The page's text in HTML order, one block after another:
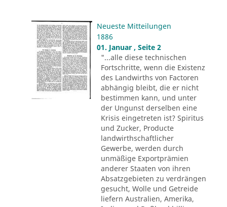
Neueste Mitteilungen
1886
01. Januar , Seite 2
"...alle diese technischen
Fortschritte, wenn die Existenz
des Landwirths von Factoren
abhängig bleibt, die er nicht
bestimmen kann, und unter
der Ungunst derselben eine
Krisis eingetreten ist? Spiritus
und Zucker, Producte
landwirthschaftlicher
Gewerbe, werden durch
unmäßige Exportprämien
anderer Staaten von ihren
Absatzgebieten zu verdrängen
gesucht, Wolle und Getreide
liefern Australien, Amerika,